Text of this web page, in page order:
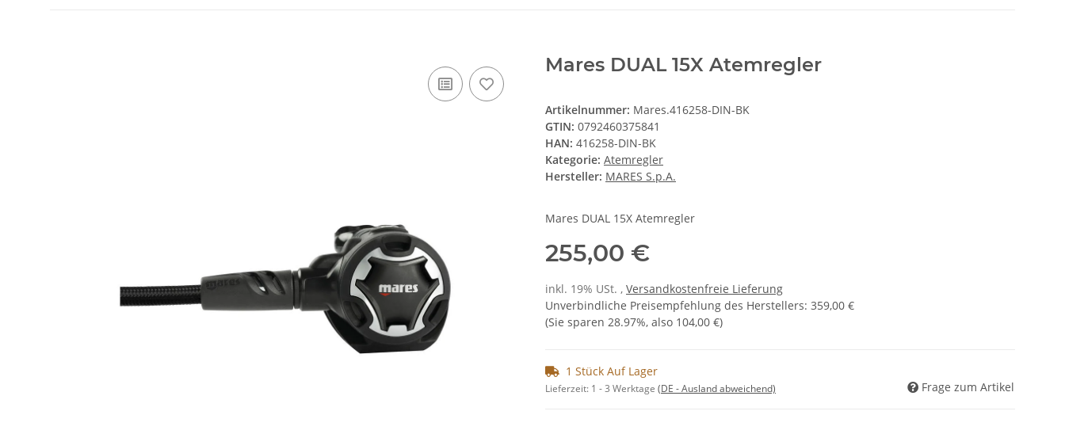
Mares DUAL 15X Atemregler
Artikelnummer: Mares.416258-DIN-BK
GTIN: 0792460375841
HAN: 416258-DIN-BK
Kategorie: Atemregler
Hersteller: MARES S.p.A.
Mares DUAL 15X Atemregler
255,00 €
inkl. 19% USt. , Versandkostenfreie Lieferung
Unverbindliche Preisempfehlung des Herstellers: 359,00 €
(Sie sparen 28.97%, also 104,00 €)
1 Stück Auf Lager
Lieferzeit: 1 - 3 Werktage (DE - Ausland abweichend) Frage zum Artikel